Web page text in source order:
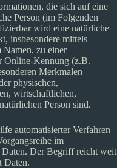
die sich auf eine
Person (im Folgenden
wird eine natürliche
insbesondere mittels
zu einer
Online-Kennung (z.B.
Merkmalen
physischen,
wirtschaftlichen,
Person sind.
automatisierter Verfahren
im
Daten. Der Begriff reicht weit
Daten.